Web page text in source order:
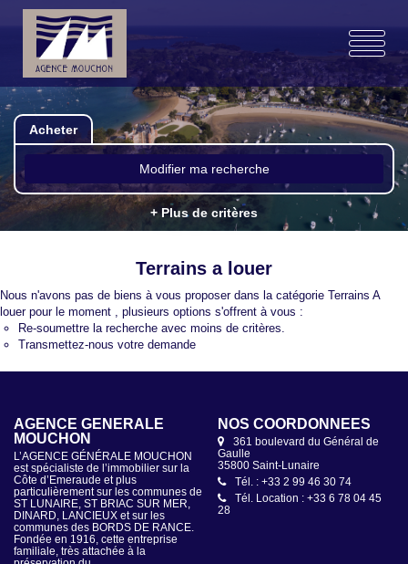
Acheter
Modifier ma recherche
+ Plus de critères
Terrains a louer
Nous n'avons pas de biens à vous proposer dans la catégorie Terrains A
louer pour le moment , plusieurs options s'offrent à vous :
Re-soumettre la recherche avec moins de critères.
Transmettez-nous votre demande
AGENCE GÉNÉRALE
MOUCHON
L’AGENCE GÉNÉRALE MOUCHON
est spécialiste de l’immobilier sur la
Côte d’Emeraude et plus
particulièrement sur les communes de
ST LUNAIRE, ST BRIAC SUR MER,
DINARD, LANCIEUX et sur les
communes des BORDS DE RANCE.
Fondée en 1916, cette entreprise
familiale, très attachée à la
NOS COORDONNÉES
361 boulevard du Général de
Gaulle
35800 Saint-Lunaire
Tél. : +33 2 99 46 30 74
Tél. Location : +33 6 78 04 45
28